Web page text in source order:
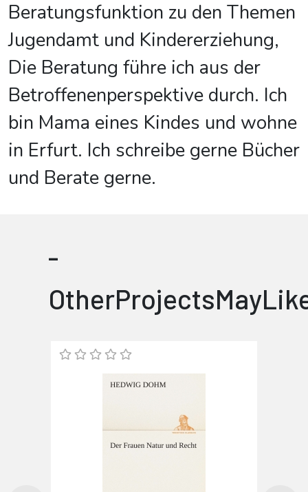
Beratungsfunktion zu den Themen
Jugendamt und Kindererziehung,
Die Beratung führe ich aus der
Betroffenenperspektive durch. Ich
bin Mama eines Kindes und wohne
in Erfurt. Ich schreibe gerne Bücher
und Berate gerne.
-